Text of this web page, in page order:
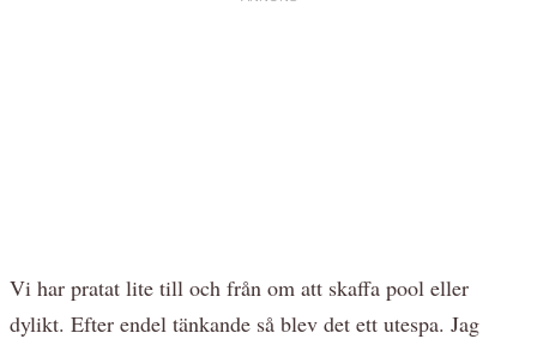
Vi har pratat lite till och från om att skaffa pool eller
dylikt. Efter endel tänkande så blev det ett utespa. Jag